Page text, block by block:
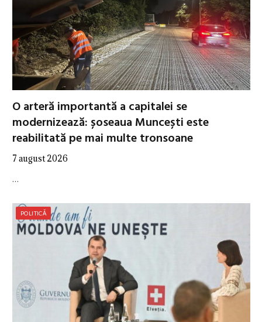
O arteră importantă a capitalei se
modernizează: șoseaua Muncești este
reabilitată pe mai multe tronsoane
7 august 2026
…
POLITICĂ